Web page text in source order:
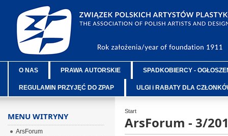
O NAS PRAWA AUTORSKIE SPADKOBIERCY -
REGULAMIN PRZYJĘĆ DO ZPAP ULGI i RABATY DLA
Start
ArsForum - 3/
MENU WITRYNY
ArsForum